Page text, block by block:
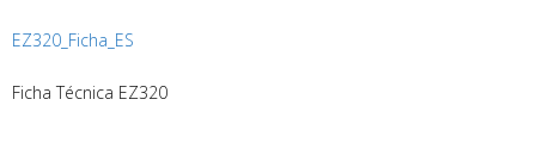
EZ320_Ficha_ES
Ficha Técnica EZ320